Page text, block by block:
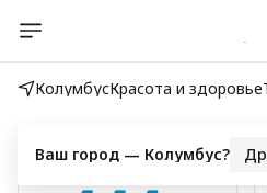
КолумбусКрасота и здоровье
Фирменный стиль
Ваш город — Колумбус?